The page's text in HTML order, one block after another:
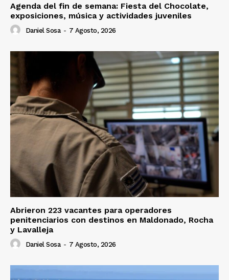
Agenda del fin de semana: Fiesta del Chocolate,
exposiciones, música y actividades juveniles
Daniel Sosa - 7 Agosto, 2026
Abrieron 223 vacantes para operadores
penitenciarios con destinos en Maldonado, Rocha
y Lavalleja
Daniel Sosa - 7 Agosto, 2026